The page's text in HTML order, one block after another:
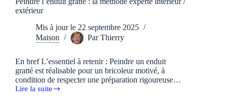
extérieur
Mis à jour le 22 septembre 2025
Maison
Par Thierry
En bref L’essentiel à retenir : Peindre un enduit
gratté est réalisable pour un bricoleur motivé, à
condition de respecter une préparation rigoureuse…
Lire la suite
Peindre